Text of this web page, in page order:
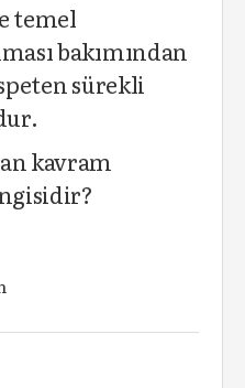
temel
bakımından
sürekli
kavram